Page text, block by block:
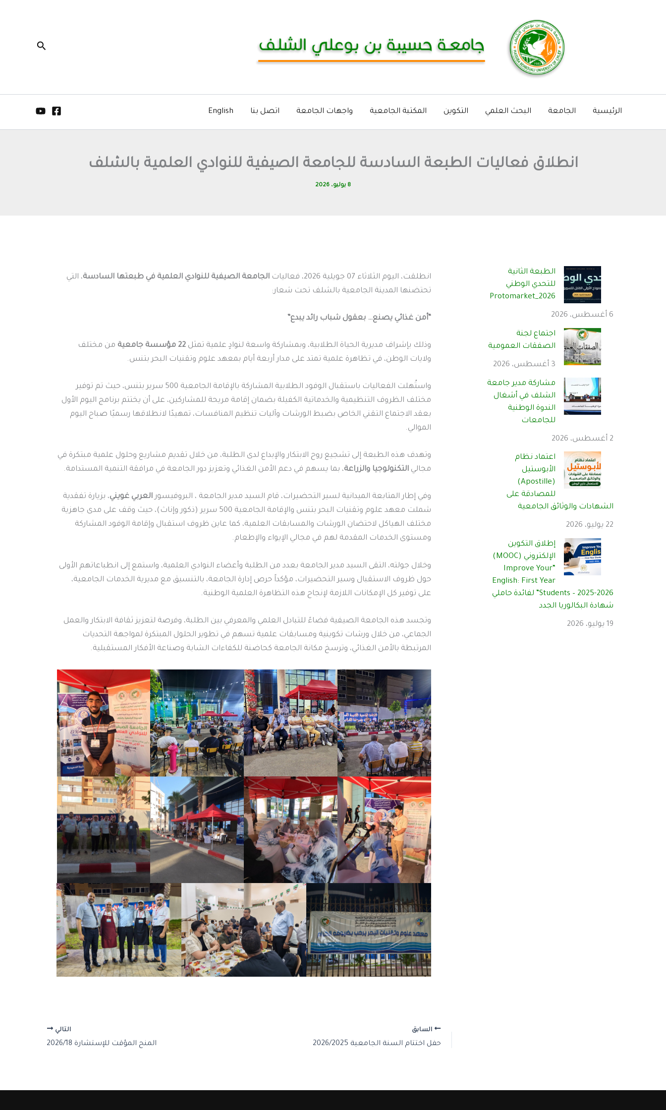
البحث
الرئيسية الجامعة البحث العلمي التكوين المكتبة الجامعية واجهات الجامعة اتصل بنا English
انطلاق فعاليات الطبعة السادسة للجامعة الصيفية للنوادي العلمية بالشلف
8 يوليو، 2026
الطبعة الثانية
للتحدي الوطني
Protomarket_2026
6 أغسطس، 2026
اجتماع لجنة
الصفقات العمومية
3 أغسطس، 2026
مشاركة مدير جامعة
الشلف في أشغال
الندوة الوطنية
للجامعات
2 أغسطس، 2026
اعتماد نظام
الأبوستيل
(Apostille)
للمصادقة على
الشهادات والوثائق الجامعية
22 يوليو، 2026
إطلاق التكوين
الإلكتروني (MOOC)
“Improve Your
English: First Year
Students – 2025-2026” لفائدة حاملي
شهادة البكالوريا الجدد
19 يوليو، 2026
انطلقت، اليوم الثلاثاء 07 جويلية 2026، فعاليات الجامعة الصيفية للنوادي العلمية في طبعتها السادسة، التي
تحتضنها المدينة الجامعية بالشلف تحت شعار:
“أمن غذائي يصنع… بعقول شباب رائد يبدع”
وذلك بإشراف مديرية الحياة الطلابية، وبمشاركة واسعة لنوادٍ علمية تمثل22 مؤسسة جامعية
من مختلف
ولايات الوطن، في تظاهرة علمية تمتد على مدار أربعة أيام بمعهد علوم وتقنيات البحر بتنس.
واستُهلت الفعاليات باستقبال الوفود الطلابية المشاركة بالإقامة الجامعية 500 سرير بتنس، حيث تم توفير
مختلف الظروف التنظيمية والخدماتية الكفيلة بضمان إقامة مريحة للمشاركين، على أن يختتم برنامج اليوم الأول
بعقد الاجتماع التقني الخاص بضبط الورشات وآليات تنظيم المنافسات، تمهيدًا لانطلاقها رسميًا صباح اليوم
الموالي.
وتهدف هذه الطبعة إلى تشجيع روح الابتكار والإبداع لدى الطلبة، من خلال تقديم مشاريع وحلول علمية مبتكرة في
مجاليالتكنولوجيا والزراعة، بما يسهم في دعم الأمن الغذائي وتعزيز دور الجامعة في مرافقة التنمية المستدامة.
وفي إطار المتابعة الميدانية لسير التحضيرات، قام السيد مدير الجامعة ، البروفيسورالعربي غويني، بزيارة تفقدية
شملت معهد علوم وتقنيات البحر بتنس والإقامة الجامعية 500 سرير (ذكور وإناث)، حيث وقف على مدى جاهزية
مختلف الهياكل لاحتضان الورشات والمسابقات العلمية، كما عاين ظروف استقبال وإقامة الوفود المشاركة
ومستوى الخدمات المقدمة لهم في مجالي الإيواء والإطعام.
وخلال جولته، التقى السيد مدير الجامعة بعدد من الطلبة وأعضاء النوادي العلمية، واستمع إلى انطباعاتهم الأولى
حول ظروف الاستقبال وسير التحضيرات، مؤكداً حرص إدارة الجامعة، بالتنسيق مع مديرية الخدمات الجامعية،
على توفير كل الإمكانات اللازمة لإنجاح هذه التظاهرة العلمية الوطنية.
وتجسد هذه الجامعة الصيفية فضاءً للتبادل العلمي والمعرفي بين الطلبة، وفرصة لتعزيز ثقافة الابتكار والعمل
الجماعي، من خلال ورشات تكوينية ومسابقات علمية تسهم في تطوير الحلول المبتكرة لمواجهة التحديات
المرتبطة بالأمن الغذائي، وترسخ مكانة الجامعة كحاضنة للكفاءات الشابة وصناعة الأفكار المستقبلية.
السابق
حفل اختتام السنة الجامعية 2026/2025
التالي
المنح المؤقت للإستشارة 2026/18